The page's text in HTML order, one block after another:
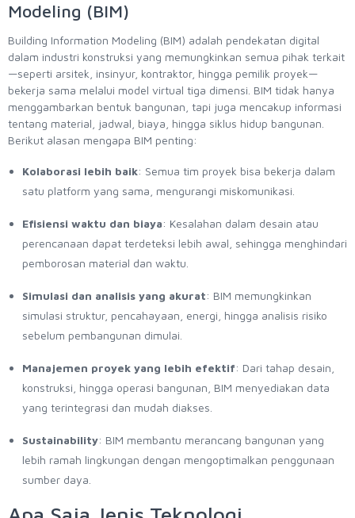
Modeling (BIM)
Building Information Modeling (BIM) adalah pendekatan digital
dalam industri konstruksi yang memungkinkan semua pihak terkait
—seperti arsitek, insinyur, kontraktor, hingga pemilik proyek—
bekerja sama melalui model virtual tiga dimensi. BIM tidak hanya
menggambarkan bentuk bangunan, tapi juga mencakup informasi
tentang material, jadwal, biaya, hingga siklus hidup bangunan.
Berikut alasan mengapa BIM penting:
Kolaborasi lebih baik: Semua tim proyek bisa bekerja dalam
satu platform yang sama, mengurangi miskomunikasi.
Efisiensi waktu dan biaya: Kesalahan dalam desain atau
perencanaan dapat terdeteksi lebih awal, sehingga menghindari
pemborosan material dan waktu.
Simulasi dan analisis yang akurat: BIM memungkinkan
simulasi struktur, pencahayaan, energi, hingga analisis risiko
sebelum pembangunan dimulai.
Manajemen proyek yang lebih efektif: Dari tahap desain,
konstruksi, hingga operasi bangunan, BIM menyediakan data
yang terintegrasi dan mudah diakses.
Sustainability: BIM membantu merancang bangunan yang
lebih ramah lingkungan dengan mengoptimalkan penggunaan
sumber daya.